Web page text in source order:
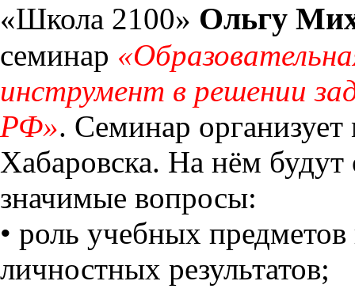
«Школа 2100» Ольгу
семинар
инструмент в решении
РФ». Семинар организует
Хабаровска. На нём
значимые вопросы:
• роль учебных
личностных результатов;